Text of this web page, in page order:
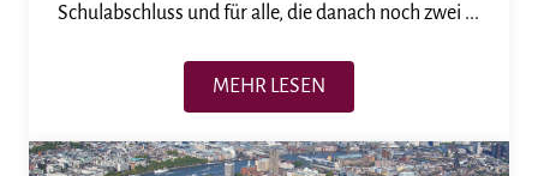
Schulabschluss und für alle, die danach noch zwei ...
MEHR LESEN